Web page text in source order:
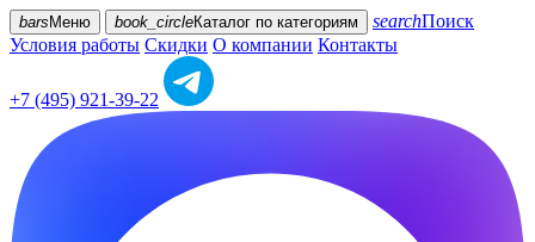
bars Меню book_circleКаталог по категориям searchПоиск
Условия работы Скидки О компании Контакты
+7 (495) 921-39-22